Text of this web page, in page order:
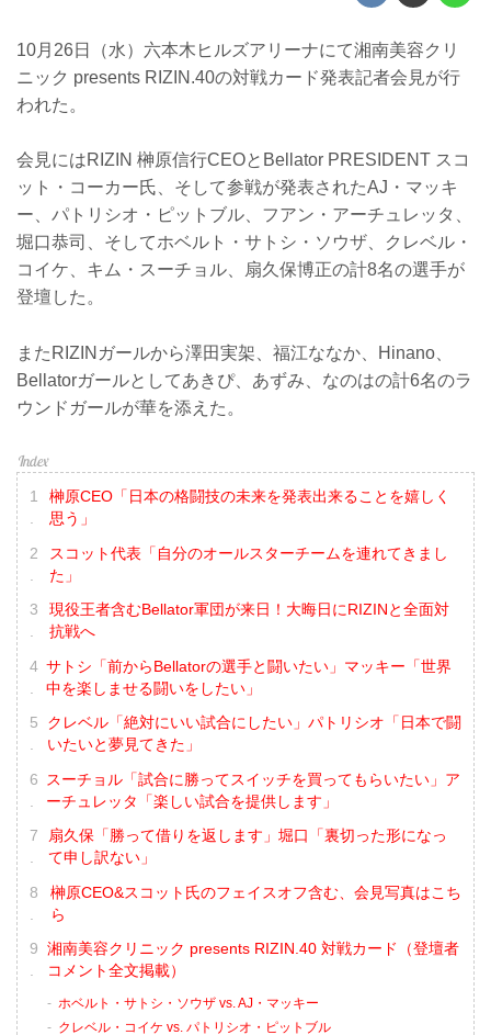
10月26日（水）六本木ヒルズアリーナにて湘南美容クリ
ニック presents RIZIN.40の対戦カード発表記者会見が行
われた。
会見にはRIZIN 榊原信行CEOとBellator PRESIDENT スコ
ット・コーカー氏、そして参戦が発表されたAJ・マッキ
ー、パトリシオ・ピットブル、フアン・アーチュレッタ、
堀口恭司、そしてホベルト・サトシ・ソウザ、クレベル・
コイケ、キム・スーチョル、扇久保博正の計8名の選手が
登壇した。
またRIZINガールから澤田実架、福江ななか、Hinano、
Bellatorガールとしてあきぴ、あずみ、なのはの計6名のラ
ウンドガールが華を添えた。
榊原CEO「日本の格闘技の未来を発表出来ることを嬉しく
思う」
スコット代表「自分のオールスターチームを連れてきまし
た」
現役王者含むBellator軍団が来日！大晦日にRIZINと全面対
抗戦へ
サトシ「前からBellatorの選手と闘いたい」マッキー「世界
中を楽しませる闘いをしたい」
クレベル「絶対にいい試合にしたい」パトリシオ「日本で闘
いたいと夢見てきた」
スーチョル「試合に勝ってスイッチを買ってもらいたい」ア
ーチュレッタ「楽しい試合を提供します」
扇久保「勝って借りを返します」堀口「裏切った形になっ
て申し訳ない」
榊原CEO&スコット氏のフェイスオフ含む、会見写真はこち
ら
湘南美容クリニック presents RIZIN.40 対戦カード（登壇者
コメント全文掲載）
ホベルト・サトシ・ソウザ vs. AJ・マッキー
クレベル・コイケ vs. パトリシオ・ピットブル